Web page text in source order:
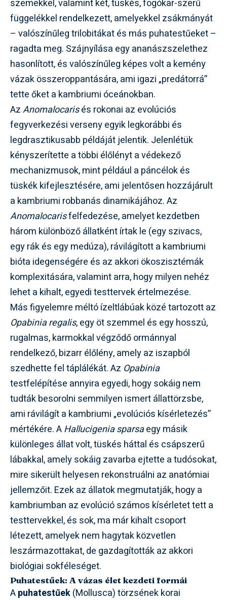
szemekkel, valamint két, tüskés, fogókar-szerű
függelékkel rendelkezett, amelyekkel zsákmányát
– valószínűleg trilobitákat és más puhatestűeket –
ragadta meg. Szájnyílása egy ananászszelethez
hasonlított, és valószínűleg képes volt a kemény
vázak összeroppantására, ami igazi „predátorrá”
tette őket a kambriumi óceánokban.
AzAnomalocarisés rokonai az evolúciós
fegyverkezési verseny egyik legkorábbi és
legdrasztikusabb példáját jelentik. Jelenlétük
kényszerítette a többi élőlényt a védekező
mechanizmusok, mint például a páncélok és
tüskék kifejlesztésére, ami jelentősen hozzájárult
a kambriumi robbanás dinamikájához. Az
Anomalocarisfelfedezése, amelyet kezdetben
három különböző állatként írtak le (egy szivacs,
egy rák és egy medúza), rávilágított a kambriumi
bióta idegenségére és az akkori ökoszisztémák
komplexitására, valamint arra, hogy milyen nehéz
lehet a kihalt, egyedi testtervek értelmezése.
Más figyelemre méltó ízeltlábúak közé tartozott az
Opabinia regalis, egy öt szemmel és egy hosszú,
rugalmas, karmokkal végződő ormánnyal
rendelkező, bizarr élőlény, amely az iszapból
szedhette fel táplálékát. Az Opabinia
testfelépítése annyira egyedi, hogy sokáig nem
tudták besorolni semmilyen ismert állattörzsbe,
ami rávilágít a kambriumi „evolúciós kísérletezés”
mértékére. AHallucigenia sparsaegy másik
különleges állat volt, tüskés háttal és csápszerű
lábakkal, amely sokáig zavarba ejtette a tudósokat,
mire sikerült helyesen rekonstruálni az anatómiai
jellemzőit. Ezek az állatok megmutatják, hogy a
kambriumban az evolúció számos kísérletet tett a
testtervekkel, és sok, ma már kihalt csoport
létezett, amelyek nem hagytak közvetlen
leszármazottakat, de gazdagították az akkori
biológiai sokféleséget.
Puhatestűek: A vázas élet kezdeti formái
Apuhatestűek(Mollusca) törzsének korai